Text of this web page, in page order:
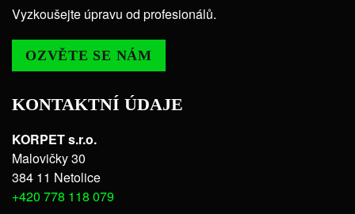
Vyzkoušejte úpravu od profesionálů.
OZVĚTE SE NÁM
KONTAKTNÍ ÚDAJE
KORPET s.r.o.
Malovičky 30
384 11 Netolice
+420 778 118 079